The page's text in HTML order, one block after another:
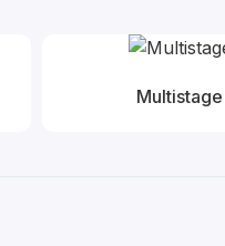
Multistage